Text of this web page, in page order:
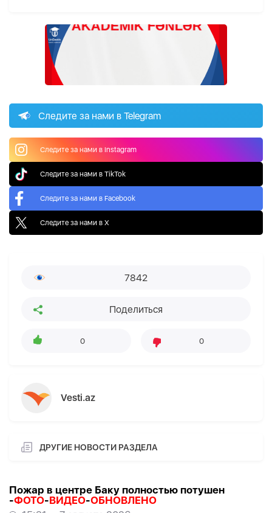
Следите за нами в Telegram
Следите за нами в Instagram
Следите за нами в TikTok
Следите за нами в Facebook
Следите за нами в X
7842
Поделиться
0 0
Vesti.az
ДРУГИЕ НОВОСТИ РАЗДЕЛА
Пожар в центре Баку полностью потушен
-ФОТО-ВИДЕО-ОБНОВЛЕНО